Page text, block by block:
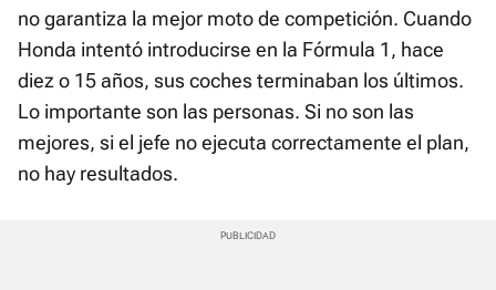
no garantiza la mejor moto de competición. Cuando
Honda intentó introducirse en la Fórmula 1, hace
diez o 15 años, sus coches terminaban los últimos.
Lo importante son las personas. Si no son las
mejores, si el jefe no ejecuta correctamente el plan,
no hay resultados.